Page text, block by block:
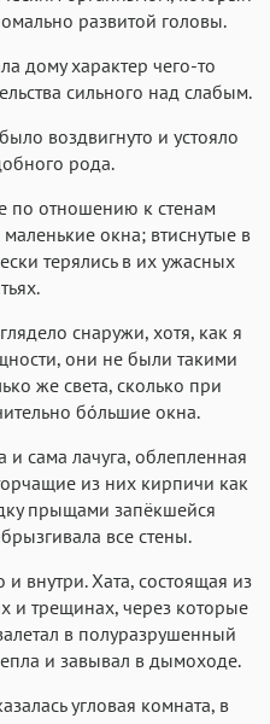
развитой головы.
дому характер чего-то
сильного над слабым.
воздвигнуто и устояло
рода.
по отношению к стенам
окна; втиснутые в
терялись в их ужасных
снаружи, хотя, как я
они не были такими
же света, сколько при
бóльшие окна.
сама лачуга, облепленная
из них кирпичи как
прыщами запёкшейся
все стены.
внутри. Хата, состоящая из
и трещинах, через которые
в полуразрушенный
и завывал в дымоходе.
угловая комната, в